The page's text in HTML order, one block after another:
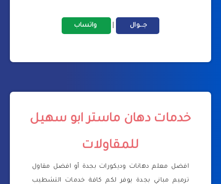
جـــوال واتساب
خدمات دهان ماستر ابو سهيل
للمقاولات
افضل معلم دهانات وديكورات بجدة أو افضل مقاول
ترميم مباني بجدة يوفر لكم كافة خدمات التشطيب